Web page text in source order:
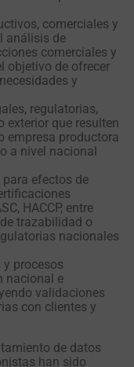
comerciales y
análisis de
comerciales y
objetivo de ofrecer
y
regulatorias,
exterior que resulten
empresa productora
a nivel nacional
efectos de
HACCP, entre
trazabilidad o
nacionales
procesos
nacional e
validaciones
con clientes y
de datos
han sido